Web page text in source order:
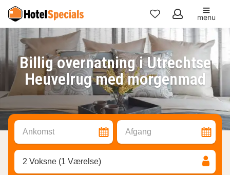
Mine
favoritter
menu
Billig overnatning i Utrechtse
Heuvelrug med morgenmad
Ankomst Afgang
2 Voksne (1 Værelse)